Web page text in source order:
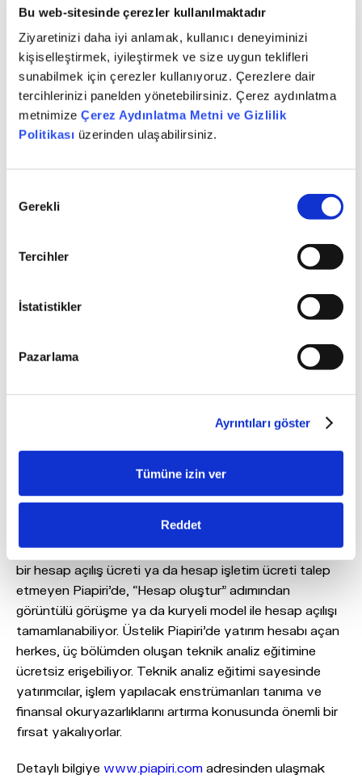
Bu web-sitesinde çerezler kullanılmaktadır
Ziyaretinizi daha iyi anlamak, kullanıcı deneyiminizi
kişiselleştirmek, iyileştirmek ve size uygun teklifleri
sunabilmek için çerezler kullanıyoruz. Çerezlere dair
tercihlerinizi panelden yönetebilirsiniz. Çerez aydınlatma
metnimize Çerez Aydınlatma Metni ve Gizlilik
Politikası üzerinden ulaşabilirsiniz.
Seçimi
Gerekli
Tercihler
İstatistikler
Pazarlama
Ayrıntıları göster
Tümüne izin ver
Reddet
önceliklendiren ve yatırımcıları donanımlı hale getiren
bir platform yaratmak oldu. Piapiri’nin hayata
geçmesini takip eden süreçte de hem kendi
vizyonumuz, hem de müşterilerimizden aldığımız geri
bildirimler doğrultusunda geliştirmeler yapmaya
devam ettik ve ediyoruz. Piapiri’de öncelikli amacımız
Türkiye sermaye piyasalarındaki yatırım ürünlerini
finansal çözüm ve ürünleri barındıracak finansal
“superapp” haline getirmeyi hedefliyoruz. Bu ödülün
yatırımcılarımızla temas noktalarını zenginleştiren
Piapiri Hakkında:
Dijital bir yatırım ekosistemi sunan Piapiri, yatırım
sepetleri, robotik alım-satım sinyalleri, fon sepetleri ve
sektör uzmanlarından raporlar ile özel bir yatırım
ÜNLÜ & Co analistlerinin özenli çalışmalar ile AL önerisi
verdiği ve o dönem en beğendikleri hisse senetlerinden
Senedi, VİOP, Varant, Yatırım Fonu, Kur/Parite ve
Kripto Para verilerini tek ekranda anlık fiyatlarıyla
ücretsiz bir şekilde sunuyor. Müşteri olmak için herhangi
bir hesap açılış ücreti ya da hesap işletim ücreti talep
etmeyen Piapiri'de, “Hesap oluştur” adımından
görüntülü görüşme ya da kuryeli model ile hesap açılışı
tamamlanabiliyor. Üstelik Piapiri’de yatırım hesabı açan
herkes, üç bölümden oluşan teknik analiz eğitimine
ücretsiz erişebiliyor. Teknik analiz eğitimi sayesinde
yatırımcılar, işlem yapılacak enstrümanları tanıma ve
finansal okuryazarlıklarını artırma konusunda önemli bir
fırsat yakalıyorlar.
Detaylı bilgiye www.piapiri.com adresinden ulaşmak